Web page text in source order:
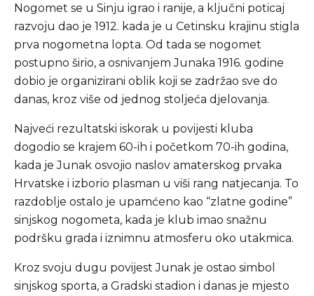
Nogomet se u Sinju igrao i ranije, a ključni poticaj
razvoju dao je 1912. kada je u Cetinsku krajinu stigla
prva nogometna lopta. Od tada se nogomet
postupno širio, a osnivanjem Junaka 1916. godine
dobio je organizirani oblik koji se zadržao sve do
danas, kroz više od jednog stoljeća djelovanja.
Najveći rezultatski iskorak u povijesti kluba
dogodio se krajem 60-ih i početkom 70-ih godina,
kada je Junak osvojio naslov amaterskog prvaka
Hrvatske i izborio plasman u viši rang natjecanja. To
razdoblje ostalo je upamćeno kao “zlatne godine”
sinjskog nogometa, kada je klub imao snažnu
podršku grada i iznimnu atmosferu oko utakmica.
Kroz svoju dugu povijest Junak je ostao simbol
sinjskog sporta, a Gradski stadion i danas je mjesto